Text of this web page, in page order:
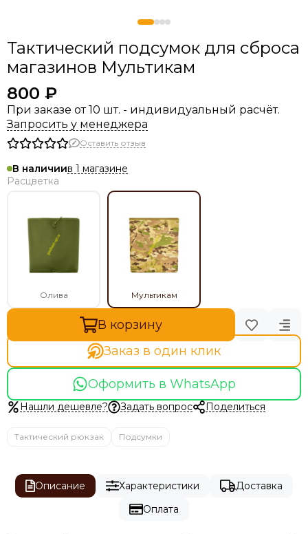
Тактический подсумок для сброса
магазинов Мультикам
800 ₽
При заказе от 10 шт. - индивидуальный расчёт.
Запросить у менеджера
Оставить отзыв
В наличиив 1 магазине
Расцветка
Олива Мультикам
В корзину
Заказ в один клик
Оформить в WhatsApp
Нашли дешевле? Задать вопрос Поделиться
Тактический рюкзак Подсумки
Описание Характеристики
Доставка
Оплата